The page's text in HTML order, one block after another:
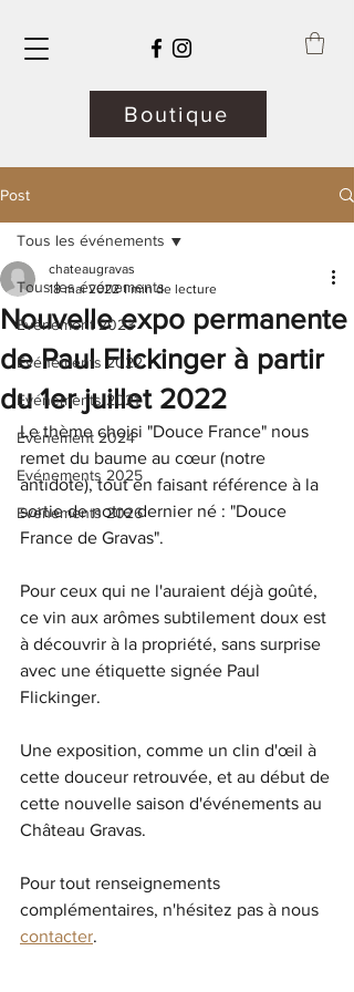
Boutique
Post
Tous les événements
Evénement 2023
Evénements 2022
Evénements 2021
Evénement 2024
Evénements 2025
Evénements 2026
Tous les événements
Nouvelle expo permanente
de Paul Flickinger à partir
du 1er juillet 2022
chateaugravas
18 mai 2022 1 min de lecture
Le thème choisi "Douce France" nous
remet du baume au cœur (notre
antidote), tout en faisant référence à la
sortie de notre dernier né : "Douce
France de Gravas".
Pour ceux qui ne l'auraient déjà goûté,
ce vin aux arômes subtilement doux est
à découvrir à la propriété, sans surprise
avec une étiquette signée Paul
Flickinger.
Une exposition, comme un clin d'œil à
cette douceur retrouvée, et au début de
cette nouvelle saison d'événements au
Château Gravas.
Pour tout renseignements
complémentaires, n'hésitez pas à nous
contacter.